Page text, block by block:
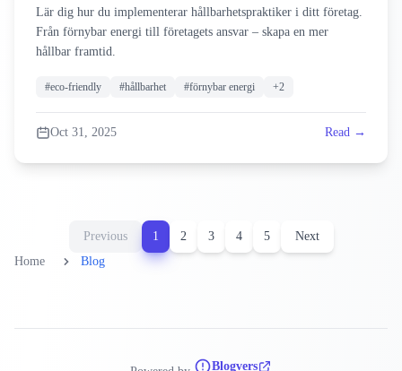
Lär dig hur du implementerar hållbarhetspraktiker i ditt företag.
Från förnybar energi till företagets ansvar – skapa en mer
hållbar framtid.
#eco-friendly #hållbarhet #förnybar energi +2
Oct 31, 2025 Read →
Previous 1 2 3 4 5
Next
Home
Blog
Blogvers